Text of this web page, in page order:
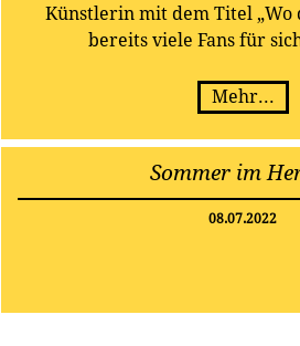
Künstlerin mit dem Titel „Wo
bereits viele Fans für
Mehr...
Sommer im
08.07.2022